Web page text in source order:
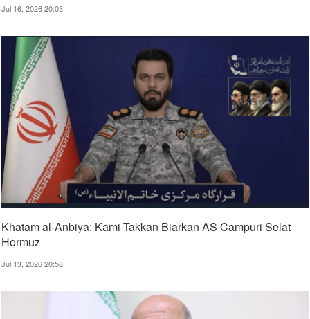
Jul 16, 2026 20:03
Khatam al-Anbiya: Kami Takkan Biarkan AS Campuri Selat
Hormuz
Jul 13, 2026 20:58